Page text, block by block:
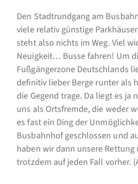
Den Stadtrundgang am
viele relativ günstige
steht also nichts im Weg. Viel
Neuigkeit… Busse fahren! Um
Fußgängerzone Deutschlands
definitiv lieber Berge runter als
die Gegend trage. Da liegt es ja
uns als Ortsfremde, die weder
es fast ein Ding der
Busbahnhof geschlossen und
haben wir dann unsere
trotzdem auf jeden Fall vorher.